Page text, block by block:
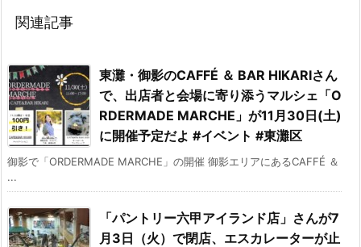
関連記事
東灘・御影のCAFFÉ ＆ BAR HIKARIさん
で、出店者と会場に寄り添うマルシェ「O
RDERMADE MARCHE」が11月30日(土)
に開催予定だよ #イベント #東灘区
御影で「ORDERMADE MARCHE」の開催 御影エリアにあるCAFFÉ ＆
...
「パントリー六甲アイランド店」さんが7
月3日（火）で閉店、エスカレーターが止